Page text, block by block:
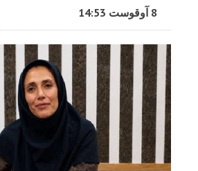
8 آوقوست 14:53